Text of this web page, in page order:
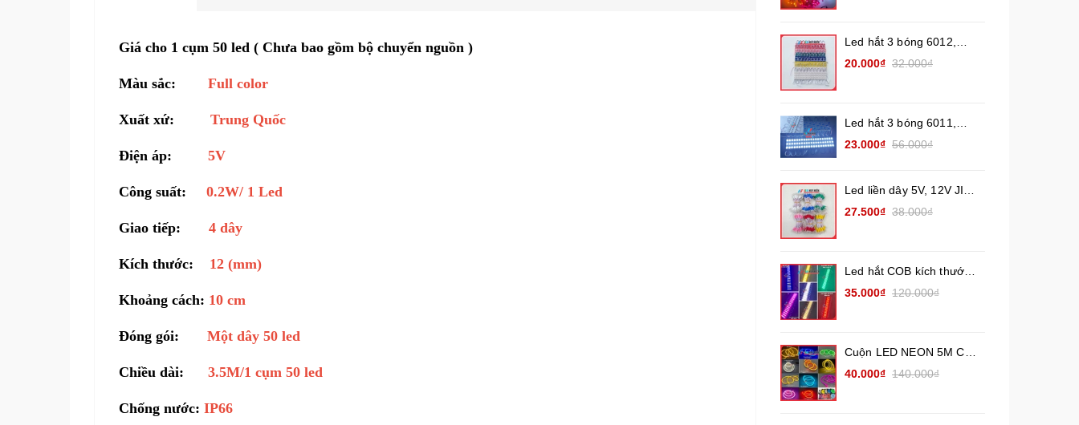
Giá cho 1 cụm 50 led ( Chưa bao gồm bộ chuyển nguồn )
Màu sắc: Full color
Xuất xứ: Trung Quốc
Điện áp: 5V
Công suất: 0.2W/ 1 Led
Giao tiếp: 4 dây
Kích thước: 12 (mm)
Khoảng cách: 10 cm
Đóng gói: Một dây 50 led
Chiều dài: 3.5M/1 cụm 50 led
Chống nước: IP66
Led hắt 3 bóng 6012,
6113 (1,2W) Các màu
20.000₫ 32.000₫
Led hắt 3 bóng 6011,
6313, 7215 Chống nước
23.000₫ 56.000₫
Led liền dây 5V, 12V JIYI
Các màu đơn sắc ( Cụm
27.500₫ 38.000₫
Led hắt COB kích thước
7020 điện áp 12V và 24V
35.000₫ 120.000₫
Cuộn LED NEON 5M Các
màu (điện áp 12V) uốn
40.000₫ 140.000₫